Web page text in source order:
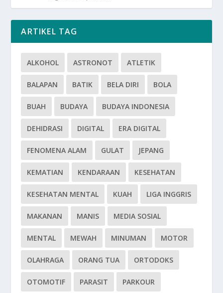
ARTIKEL TAG
ALKOHOL ASTRONOT ATLETIK
BALAPAN BATIK BELA DIRI BOLA
BUAH BUDAYA BUDAYA INDONESIA
DEHIDRASI DIGITAL ERA DIGITAL
FENOMENA ALAM GULAT JEPANG
KEMATIAN KENDARAAN KESEHATAN
KESEHATAN MENTAL KUAH LIGA INGGRIS
MAKANAN MANIS MEDIA SOSIAL
MENTAL MEWAH MINUMAN MOTOR
OLAHRAGA ORANG TUA ORTODOKS
OTOMOTIF PARASIT PARKOUR